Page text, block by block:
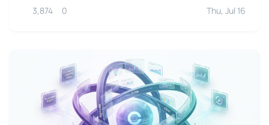
3,874 0 Thu, Jul 16